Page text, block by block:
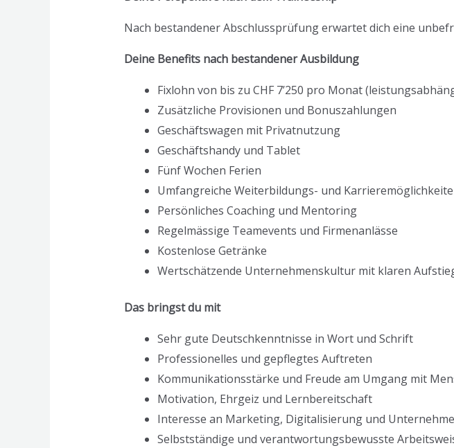
Nach bestandener Abschlussprüfung erwartet dich eine
Deine Benefits nach bestandener Ausbildung
Fixlohn von bis zu CHF 7’250 pro Monat
Zusätzliche Provisionen und Bonuszahlungen
Geschäftswagen mit Privatnutzung
Geschäftshandy und Tablet
Fünf Wochen Ferien
Umfangreiche Weiterbildungs- und
Persönliches Coaching und Mentoring
Regelmässige Teamevents und Firmenanlässe
Kostenlose Getränke
Wertschätzende Unternehmenskultur mit klaren
Das bringst du mit
Sehr gute Deutschkenntnisse in Wort und Schrift
Professionelles und gepflegtes Auftreten
Kommunikationsstärke und Freude am Umgang mit
Motivation, Ehrgeiz und Lernbereitschaft
Interesse an Marketing, Digitalisierung und
Selbstständige und verantwortungsbewusste